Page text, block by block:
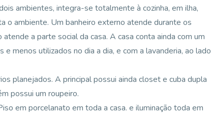
ambientes, integra-se totalmente à cozinha, em ilha,
o ambiente. Um banheiro externo atende durante os
a parte social da casa. A casa conta ainda com um
menos utilizados no dia a dia, e com a lavanderia, ao lado
planejados. A principal possui ainda closet e cuba dupla
possui um roupeiro.
em porcelanato em toda a casa. e iluminação toda em